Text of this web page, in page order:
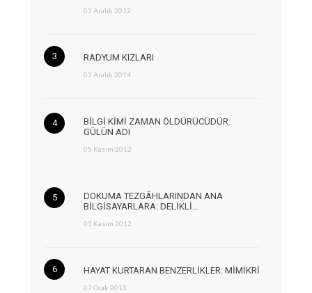
03 Aralık 2012
RADYUM KIZLARI
03 Aralık 2014
BİLGİ KİMİ ZAMAN ÖLDÜRÜCÜDÜR:
GÜLÜN ADI
05 Kasım 2012
DOKUMA TEZGÂHLARINDAN ANA
BİLGİSAYARLARA: DELİKLİ…
05 Kasım 2012
HAYAT KURTARAN BENZERLİKLER: MİMİKRİ
07 Ocak 2013